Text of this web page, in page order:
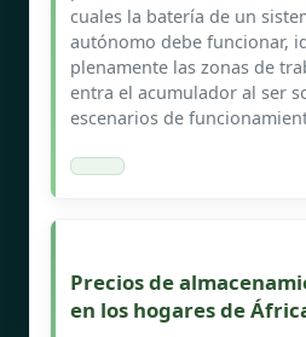
cuales la batería de un
autónomo debe funcionar,
plenamente las zonas de
entra el acumulador al ser
escenarios de
Precios de
en los hogares de